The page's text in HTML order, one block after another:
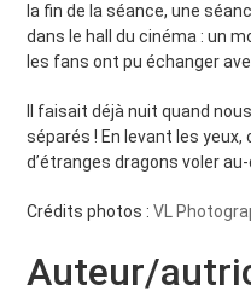
la fin de la séance, une
dans le hall du cinéma : un
les fans ont pu échanger
Il faisait déjà nuit quand
séparés ! En levant les
d’étranges dragons voler
Crédits photos :VL
Auteur/